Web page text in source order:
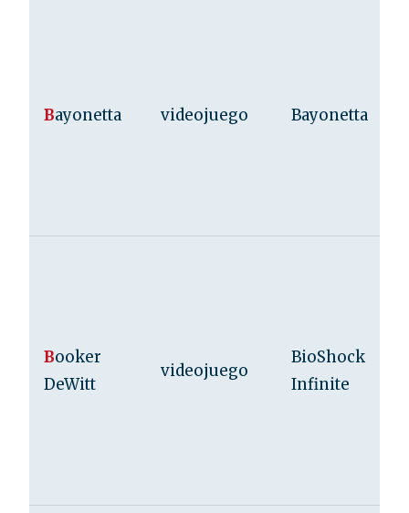
Bayonetta videojuego Bayonetta
Booker
DeWitt
videojuego
BioShock
Infinite